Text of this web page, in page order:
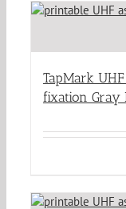
TapMark
fixation Gray